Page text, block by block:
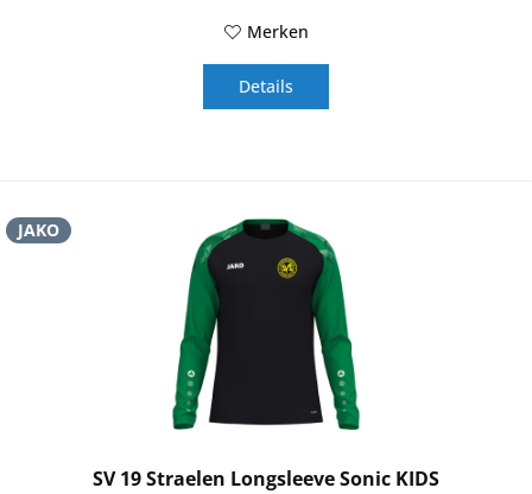
Merken
Details
JAKO
SV 19 Straelen Longsleeve Sonic KIDS